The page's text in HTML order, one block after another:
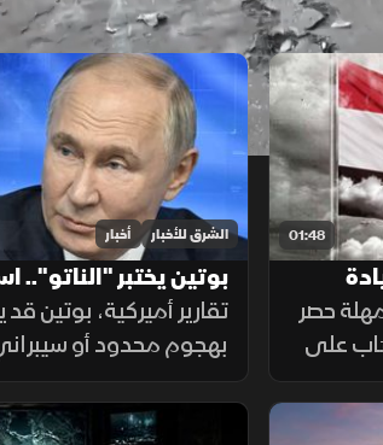
01:48
حصر
على
الشرق للأخبار أخبار
بوتين يختبر "الناتو"..
تقارير أميركية، بوتين
بهجوم محدود أو
بتأمين مخرج يحفظ ماء